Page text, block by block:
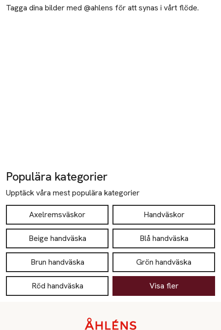
Tagga dina bilder med @ahlens för att synas i vårt flöde.
Populära kategorier
Upptäck våra mest populära kategorier
Axelremsväskor Handväskor
Beige handväska Blå handväska
Brun handväska Grön handväska
Röd handväska Visa fler